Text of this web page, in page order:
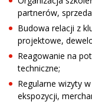
partnerów,
Budowa relacji z
projektowe,
Reagowanie na
techniczne;
Regularne wizyty
ekspozycji,